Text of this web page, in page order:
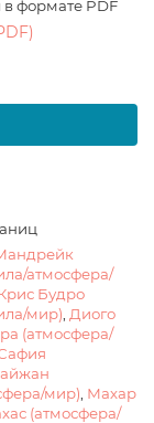
в формате PDF
атмосфера/
Будро
мир) Диого
(атмосфера/
мир) Махар
(атмосфера/